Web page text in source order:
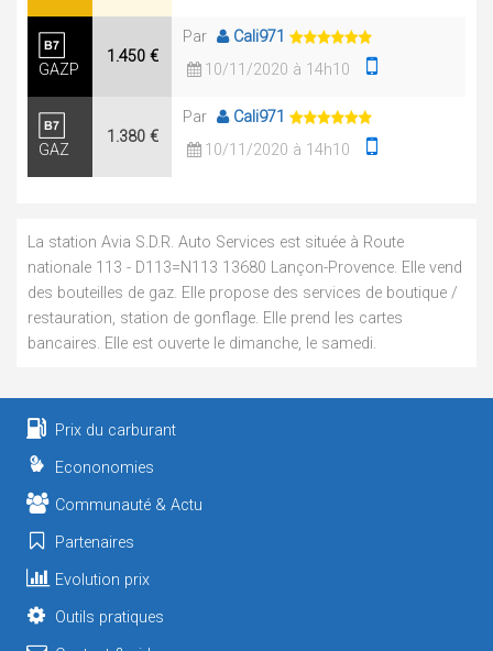
GAZP
1.450 €
Par
Cali971
10/11/2020 à 14h10
GAZ
1.380 €
Par
Cali971
10/11/2020 à 14h10
La station Avia S.D.R. Auto Services est située à Route
nationale 113 - D113=N113 13680 Lançon-Provence. Elle vend
des bouteilles de gaz. Elle propose des services de boutique /
restauration, station de gonflage. Elle prend les cartes
bancaires. Elle est ouverte le dimanche, le samedi.
Prix du carburant
Econonomies
Communauté & Actu
Partenaires
Evolution prix
Outils pratiques